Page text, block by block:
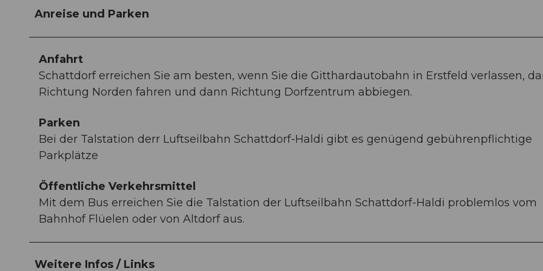
Anreise und Parken
Anfahrt
Schattdorf erreichen Sie am besten, wenn Sie die Gitthardautobahn in Erstfeld verlassen,
Richtung Norden fahren und dann Richtung Dorfzentrum abbiegen.
Parken
Bei der Talstation derr Luftseilbahn Schattdorf-Haldi gibt es genügend gebührenpflichtige
Parkplätze
Öffentliche Verkehrsmittel
Mit dem Bus erreichen Sie die Talstation der Luftseilbahn Schattdorf-Haldi problemlos vom
Bahnhof Flüelen oder von Altdorf aus.
Weitere Infos / Links